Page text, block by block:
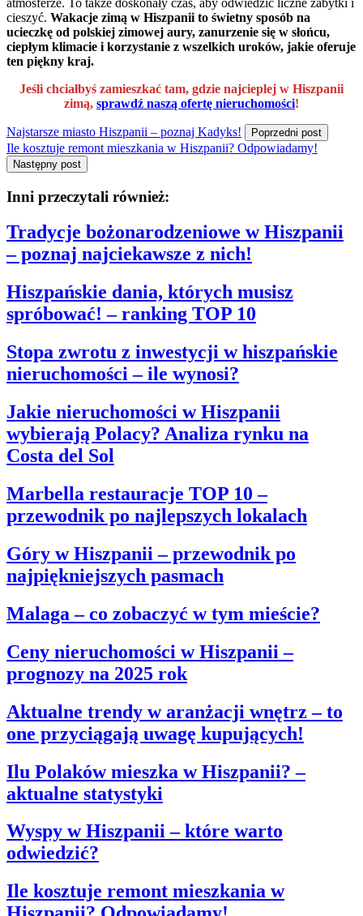
cieszyć. Wakacje zimą w Hiszpanii to świetny sposób na
ucieczkę od polskiej zimowej aury, zanurzenie się w słońcu,
ciepłym klimacie i korzystanie z wszelkich uroków, jakie oferuje
ten piękny kraj.
Jeśli chciałbyś zamieszkać tam, gdzie najcieplej w Hiszpanii
zimą, sprawdź naszą ofertę nieruchomości!
Najstarsze miasto Hiszpanii – poznaj Kadyks! Poprzedni post
Ile kosztuje remont mieszkania w Hiszpanii? Odpowiadamy!
Następny post
Inni przeczytali również:
Tradycje bożonarodzeniowe w Hiszpanii
– poznaj najciekawsze z nich!
Hiszpańskie dania, których musisz
spróbować! – ranking TOP 10
Stopa zwrotu z inwestycji w hiszpańskie
nieruchomości – ile wynosi?
Jakie nieruchomości w Hiszpanii
wybierają Polacy? Analiza rynku na
Costa del Sol
Marbella restauracje TOP 10 –
przewodnik po najlepszych lokalach
Góry w Hiszpanii – przewodnik po
najpiękniejszych pasmach
Malaga – co zobaczyć w tym mieście?
Ceny nieruchomości w Hiszpanii –
prognozy na 2025 rok
Aktualne trendy w aranżacji wnętrz – to
one przyciągają uwagę kupujących!
Ilu Polaków mieszka w Hiszpanii? –
aktualne statystyki
Wyspy w Hiszpanii – które warto
odwiedzić?
Ile kosztuje remont mieszkania w